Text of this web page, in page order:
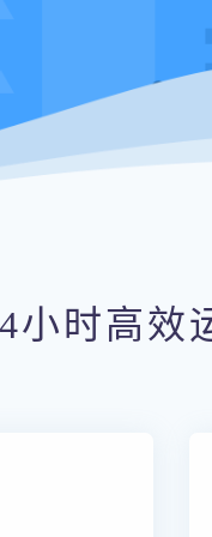
小时高效